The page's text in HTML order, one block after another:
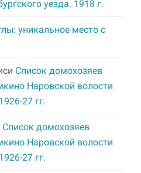
уезда. 1918 г.
уникальное место с
Список домохозяев
Наровской волости
27 гг.
Список домохозяев
Наровской волости
27 гг.